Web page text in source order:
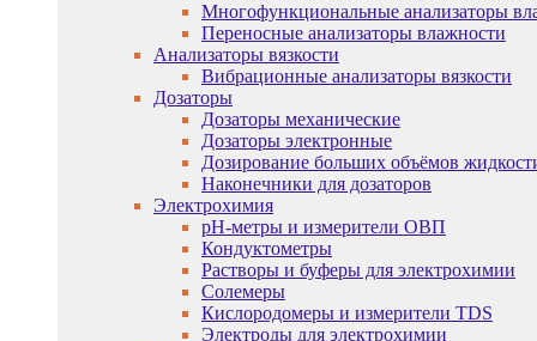
Многофункциональные анализаторы
Переносные анализаторы влажности
Анализаторы вязкости
Вибрационные анализаторы вязкости
Дозаторы
Дозаторы механические
Дозаторы электронные
Дозирование больших объёмов
Наконечники для дозаторов
Электрохимия
pH-метры и измерители ОВП
Кондуктометры
Растворы и буферы для электрохимии
Солемеры
Кислородомеры и измерители TDS
Электроды для электрохимии